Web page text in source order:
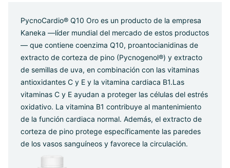
PycnoCardio® Q10 Oro es un producto de la empresa
Kaneka —líder mundial del mercado de estos productos
— que contiene coenzima Q10, proantocianidinas de
extracto de corteza de pino (Pycnogenol®) y extracto
de semillas de uva, en combinación con las vitaminas
antioxidantes C y E y la vitamina cardiaca B1.Las
vitaminas C y E ayudan a proteger las células del estrés
oxidativo. La vitamina B1 contribuye al mantenimiento
de la función cardiaca normal. Además, el extracto de
corteza de pino protege específicamente las paredes
de los vasos sanguíneos y favorece la circulación.